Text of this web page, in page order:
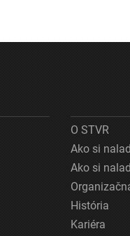
O STVR
Ako si
Ako si
História
Kariéra